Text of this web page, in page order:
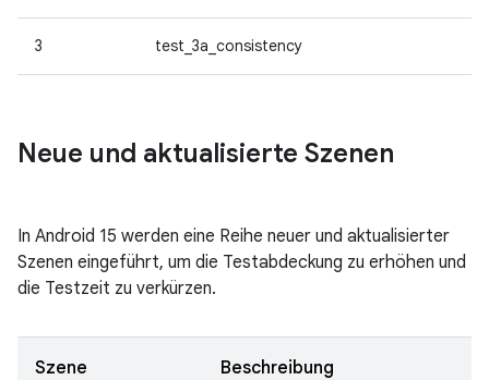
3 test_3a_consistency
Neue und aktualisierte Szenen
In Android 15 werden eine Reihe neuer und aktualisierter
Szenen eingeführt, um die Testabdeckung zu erhöhen und
die Testzeit zu verkürzen.
Szene Beschreibung